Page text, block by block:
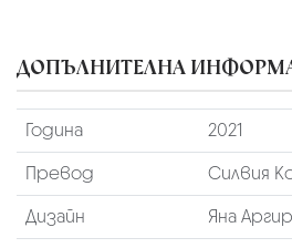
ДОПЪЛНИТЕЛНА
Година
2021
Превод
Силвия
Дизайн
Яна